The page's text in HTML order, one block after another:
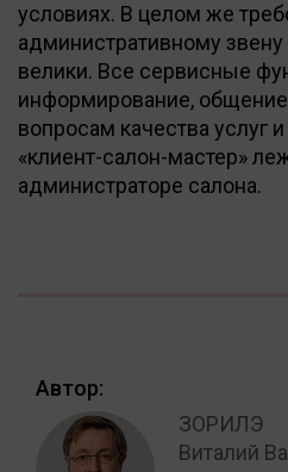
условиях. В целом же
административному
велики. Все сервисные
информирование,
вопросам качества услуг
«клиент-салон-мастер»
администраторе салона.
Автор:
ЗОРИЛЭ
Виталий